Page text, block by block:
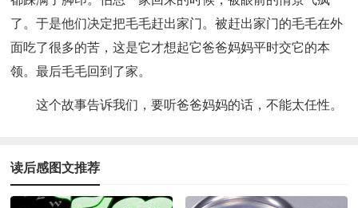
了。于是他们决定把毛毛赶出家门。被赶出家门的毛毛在外
面吃了很多的苦，这是它才想起它爸爸妈妈平时交它的本
领。最后毛毛回到了家。
这个故事告诉我们，要听爸爸妈妈的话，不能太任性。
读后感图文推荐